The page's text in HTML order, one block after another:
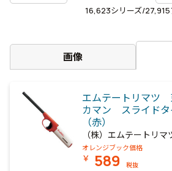
16,623シリーズ/27,915
画像
エムテートリマツ
カマン スライド
（赤）
（株）エムテートリマ
オレンジブック価格
￥ 589 税抜